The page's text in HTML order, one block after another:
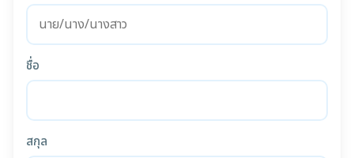
ชื่อ
สกุล